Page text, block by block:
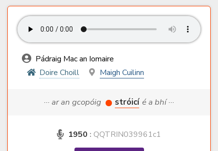
Pádraig Mac an Iomaire
Doire Choill
Maigh Cuilinn
··· ar an gcopóig stróicí é a bhí ···
1950 : QQTRIN039961c1